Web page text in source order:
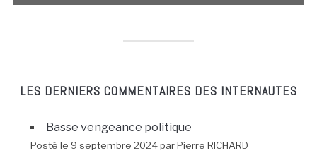
LES DERNIERS COMMENTAIRES DES INTERNAUTES
Basse vengeance politique
Posté le 9 septembre 2024 par Pierre RICHARD